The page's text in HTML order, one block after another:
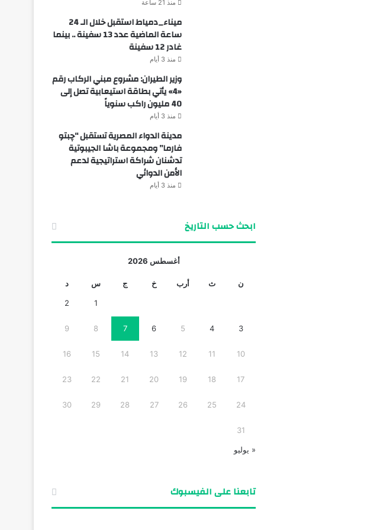
منذ 21 ساعة
ميناء_دمياط استقبل خلال الـ 24
ساعة الماضية عدد 13 سفينة .. بينما
غادر 12 سفينة
منذ 3 أيام
وزير الطيران: مشروع مبني الركاب رقم
«4» يأتي بطاقة استيعابية تصل إلى
40 مليون راكب سنوياً
منذ 3 أيام
مدينة الدواء المصرية تستقبل “چبتو
فارما” ومجموعة باشا الجيبوتية
تدشنان شراكة استراتيجية لدعم
الأمن الدوائي
منذ 3 أيام
ابحث حسب التاريخ
أغسطس 2026
ن ث أرب خ ج س د
1
2
3
4
5
6
7
8
9
10
11
12
13
14
15
16
17
18
19
20
21
22
23
24
25
26
27
28
29
30
31
« يوليو
تابعنا على الفيسبوك